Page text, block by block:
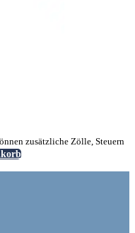
zusätzliche Zölle, Steuern